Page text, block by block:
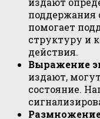
поддержания
помогает
структуру и
действия.
Выражение
издают,
состояние.